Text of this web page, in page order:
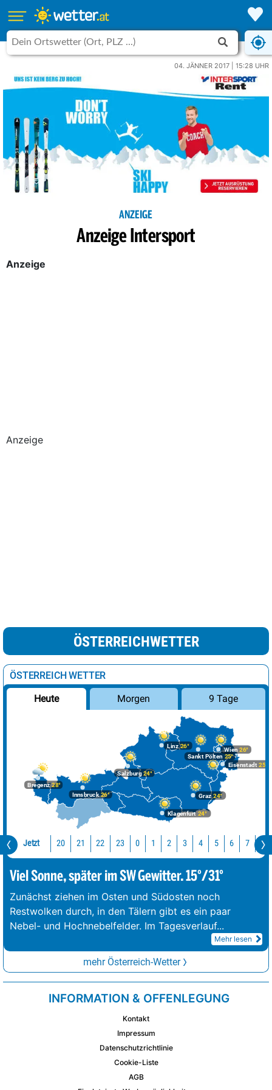
04. JÄNNER 2017 | 15:28 UHR
ANZEIGE
Anzeige Intersport
Anzeige
Anzeige
ÖSTERREICHWETTER
ÖSTERREICH WETTER
Heute Morgen 9 Tage
Bregenz28°
Graz24°
Innsbruck26°
Klagenfurt 24°
Linz26°
Salzburg24°
Wien 26°
Eisenstadt 25°
Sankt Pölten 25°
Jetzt 20 21 22 23 0 1 2 3 4 5 6 7 8
Viel Sonne, später im SW Gewitter. 15°/31°
Zunächst ziehen im Osten und Südosten noch
Restwolken durch, in den Tälern gibt es ein paar
Nebel- und Hochnebelfelder. Im Tagesverlauf...
Mehr lesen
mehr Österreich-Wetter
INFORMATION & OFFENLEGUNG
Kontakt
Impressum
Datenschutzrichtlinie
Cookie-Liste
AGB